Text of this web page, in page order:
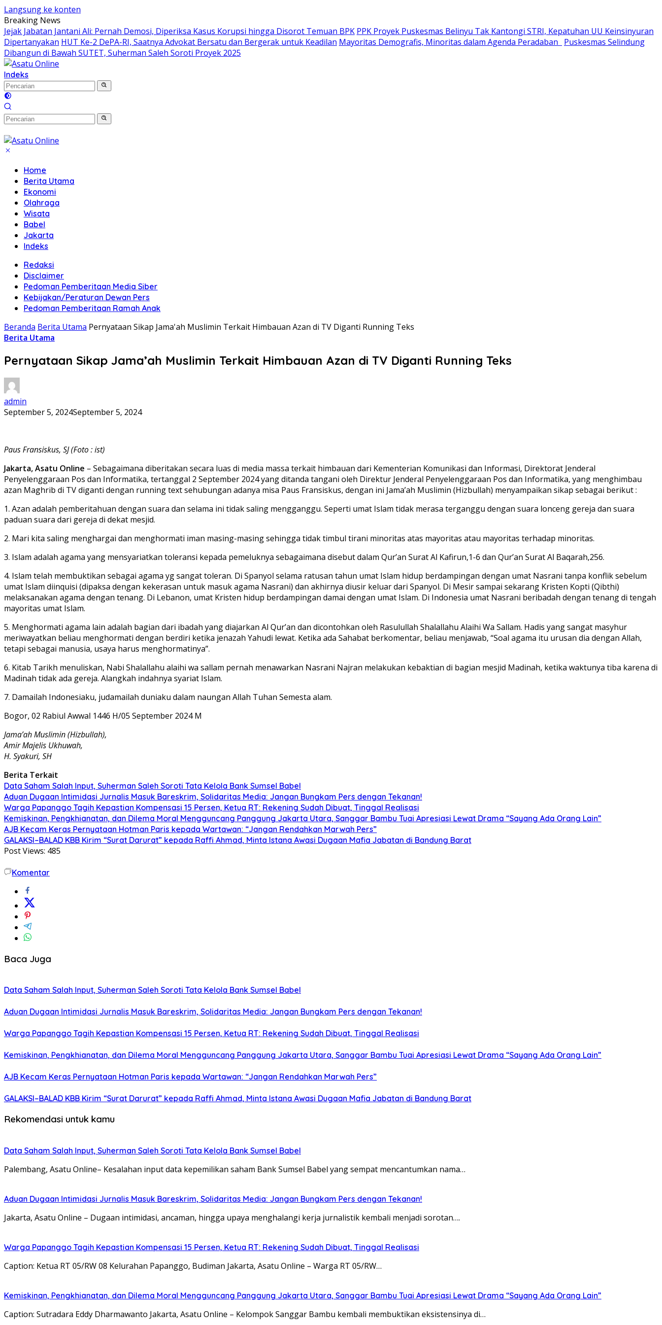
Langsung ke konten
Breaking News
Jejak Jabatan Jantani Ali: Pernah Demosi, Diperiksa Kasus Korupsi hingga Disorot Temuan BPK PPK Proyek Puskesmas Belinyu Tak Kantongi STRI, Kepatuhan UU Keinsinyuran
Dipertanyakan HUT Ke-2 DePA-RI, Saatnya Advokat Bersatu dan Bergerak untuk Keadilan Mayoritas Demografis, Minoritas dalam Agenda Peradaban
Puskesmas Selindung
Dibangun di Bawah SUTET, Suherman Saleh Soroti Proyek 2025
Indeks
Home
Berita Utama
Ekonomi
Olahraga
Wisata
Babel
Jakarta
Indeks
Redaksi
Disclaimer
Pedoman Pemberitaan Media Siber
Kebijakan/Peraturan Dewan Pers
Pedoman Pemberitaan Ramah Anak
Beranda Berita Utama Pernyataan Sikap Jama'ah Muslimin Terkait Himbauan Azan di TV Diganti Running Teks
Berita Utama
Pernyataan Sikap Jama’ah Muslimin Terkait Himbauan Azan di TV Diganti Running Teks
admin
September 5, 2024September 5, 2024
Paus Fransiskus, SJ (Foto : ist)
Jakarta, Asatu Online – Sebagaimana diberitakan secara luas di media massa terkait himbauan dari Kementerian Komunikasi dan Informasi, Direktorat Jenderal
Penyelenggaraan Pos dan Informatika, tertanggal 2 September 2024 yang ditanda tangani oleh Direktur Jenderal Penyelenggaraan Pos dan Informatika, yang menghimbau
azan Maghrib di TV diganti dengan running text sehubungan adanya misa Paus Fransiskus, dengan ini Jama’ah Muslimin (Hizbullah) menyampaikan sikap sebagai berikut :
1. Azan adalah pemberitahuan dengan suara dan selama ini tidak saling mengganggu. Seperti umat Islam tidak merasa terganggu dengan suara lonceng gereja dan suara
paduan suara dari gereja di dekat mesjid.
2. Mari kita saling menghargai dan menghormati iman masing-masing sehingga tidak timbul tirani minoritas atas mayoritas atau mayoritas terhadap minoritas.
3. Islam adalah agama yang mensyariatkan toleransi kepada pemeluknya sebagaimana disebut dalam Qur’an Surat Al Kafirun,1-6 dan Qur’an Surat Al Baqarah,256.
4. Islam telah membuktikan sebagai agama yg sangat toleran. Di Spanyol selama ratusan tahun umat Islam hidup berdampingan dengan umat Nasrani tanpa konflik sebelum
umat Islam diinquisi (dipaksa dengan kekerasan untuk masuk agama Nasrani) dan akhirnya diusir keluar dari Spanyol. Di Mesir sampai sekarang Kristen Kopti (Qibthi)
melaksanakan agama dengan tenang. Di Lebanon, umat Kristen hidup berdampingan damai dengan umat Islam. Di Indonesia umat Nasrani beribadah dengan tenang di tengah
mayoritas umat Islam.
5. Menghormati agama lain adalah bagian dari ibadah yang diajarkan Al Qur’an dan dicontohkan oleh Rasulullah Shalallahu Alaihi Wa Sallam. Hadis yang sangat masyhur
meriwayatkan beliau menghormati dengan berdiri ketika jenazah Yahudi lewat. Ketika ada Sahabat berkomentar, beliau menjawab, “Soal agama itu urusan dia dengan Allah,
tetapi sebagai manusia, usaya harus menghormatinya”.
6. Kitab Tarikh menuliskan, Nabi Shalallahu alaihi wa sallam pernah menawarkan Nasrani Najran melakukan kebaktian di bagian mesjid Madinah, ketika waktunya tiba karena di
Madinah tidak ada gereja. Alangkah indahnya syariat Islam.
7. Damailah Indonesiaku, judamailah duniaku dalam naungan Allah Tuhan Semesta alam.
Bogor, 02 Rabiul Awwal 1446 H/05 September 2024 M
Jama’ah Muslimin (Hizbullah),
Amir Majelis Ukhuwah,
H. Syakuri, SH
Berita Terkait
Data Saham Salah Input, Suherman Saleh Soroti Tata Kelola Bank Sumsel Babel
Aduan Dugaan Intimidasi Jurnalis Masuk Bareskrim, Solidaritas Media: Jangan Bungkam Pers dengan Tekanan!
Warga Papanggo Tagih Kepastian Kompensasi 15 Persen, Ketua RT: Rekening Sudah Dibuat, Tinggal Realisasi
Kemiskinan, Pengkhianatan, dan Dilema Moral Mengguncang Panggung Jakarta Utara, Sanggar Bambu Tuai Apresiasi Lewat Drama “Sayang Ada Orang Lain”
AJB Kecam Keras Pernyataan Hotman Paris kepada Wartawan: “Jangan Rendahkan Marwah Pers”
GALAKSI–BALAD KBB Kirim “Surat Darurat” kepada Raffi Ahmad, Minta Istana Awasi Dugaan Mafia Jabatan di Bandung Barat
Post Views: 485
Komentar
Baca Juga
Data Saham Salah Input, Suherman Saleh Soroti Tata Kelola Bank Sumsel Babel
Aduan Dugaan Intimidasi Jurnalis Masuk Bareskrim, Solidaritas Media: Jangan Bungkam Pers dengan Tekanan!
Warga Papanggo Tagih Kepastian Kompensasi 15 Persen, Ketua RT: Rekening Sudah Dibuat, Tinggal Realisasi
Kemiskinan, Pengkhianatan, dan Dilema Moral Mengguncang Panggung Jakarta Utara, Sanggar Bambu Tuai Apresiasi Lewat Drama “Sayang Ada Orang Lain”
AJB Kecam Keras Pernyataan Hotman Paris kepada Wartawan: “Jangan Rendahkan Marwah Pers”
GALAKSI–BALAD KBB Kirim “Surat Darurat” kepada Raffi Ahmad, Minta Istana Awasi Dugaan Mafia Jabatan di Bandung Barat
Rekomendasi untuk kamu
Data Saham Salah Input, Suherman Saleh Soroti Tata Kelola Bank Sumsel Babel
Palembang, Asatu Online– Kesalahan input data kepemilikan saham Bank Sumsel Babel yang sempat mencantumkan nama…
Aduan Dugaan Intimidasi Jurnalis Masuk Bareskrim, Solidaritas Media: Jangan Bungkam Pers dengan Tekanan!
Jakarta, Asatu Online – Dugaan intimidasi, ancaman, hingga upaya menghalangi kerja jurnalistik kembali menjadi sorotan….
Warga Papanggo Tagih Kepastian Kompensasi 15 Persen, Ketua RT: Rekening Sudah Dibuat, Tinggal Realisasi
Caption: Ketua RT 05/RW 08 Kelurahan Papanggo, Budiman Jakarta, Asatu Online – Warga RT 05/RW…
Kemiskinan, Pengkhianatan, dan Dilema Moral Mengguncang Panggung Jakarta Utara, Sanggar Bambu Tuai Apresiasi Lewat Drama “Sayang Ada Orang Lain”
Caption: Sutradara Eddy Dharmawanto Jakarta, Asatu Online – Kelompok Sanggar Bambu kembali membuktikan eksistensinya di…